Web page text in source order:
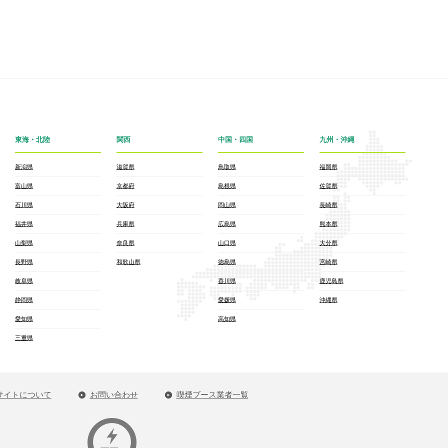
東海・北陸
新潟県
富山県
石川県
福井県
山梨県
長野県
岐阜県
静岡県
愛知県
三重県
関西
滋賀県
京都府
大阪府
兵庫県
奈良県
和歌山県
中国・四国
鳥取県
島根県
岡山県
広島県
山口県
徳島県
香川県
愛媛県
高知県
九州・沖縄
福岡県
佐賀県
長崎県
熊本県
大分県
宮崎県
鹿児島県
沖縄県
イトについて お問い合わせ 喫煙ブース業者一覧